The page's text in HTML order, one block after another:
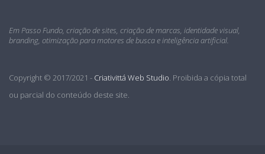
Em Passo Fundo, criação de sites, criação de marcas, identidade visual,
branding, otimização para motores de busca e inteligência artificial.
Copyright © 2017/2021 - Criativittá Web Studio . Proibida a cópia total
ou parcial do conteúdo deste site.